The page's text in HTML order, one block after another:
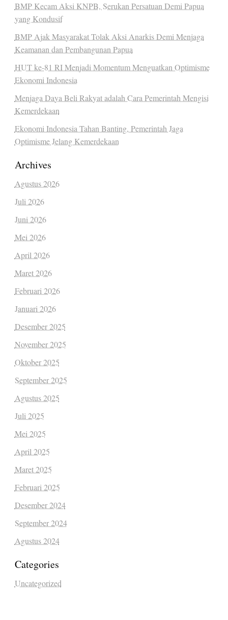
BMP Kecam Aksi KNPB, Serukan Persatuan Demi Papua
yang Kondusif
BMP Ajak Masyarakat Tolak Aksi Anarkis Demi Menjaga
Keamanan dan Pembangunan Papua
HUT ke-81 RI Menjadi Momentum Menguatkan Optimisme
Ekonomi Indonesia
Menjaga Daya Beli Rakyat adalah Cara Pemerintah Mengisi
Kemerdekaan
Ekonomi Indonesia Tahan Banting, Pemerintah Jaga
Optimisme Jelang Kemerdekaan
Archives
Agustus 2026
Juli 2026
Juni 2026
Mei 2026
April 2026
Maret 2026
Februari 2026
Januari 2026
Desember 2025
November 2025
Oktober 2025
September 2025
Agustus 2025
Juli 2025
Mei 2025
April 2025
Maret 2025
Februari 2025
Desember 2024
September 2024
Agustus 2024
Categories
Uncategorized